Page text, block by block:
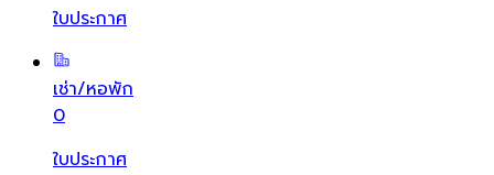
ใบประกาศ
เช่า/หอพัก
0
ใบประกาศ